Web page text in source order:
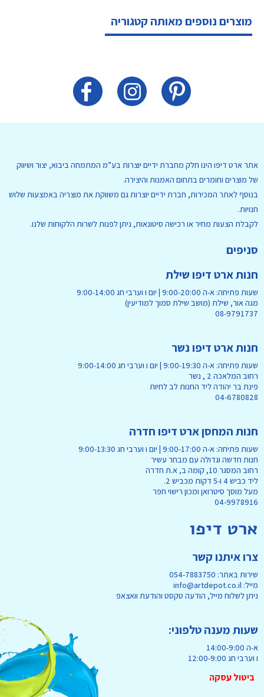
מוצרים נוספים מאותה קטגוריה
אתר ארט דיפו הינו חלק מחברת ידיים יוצרות בע”מ המתמחה ביבוא, יצור ושיווק
של מוצרים וחומרים בתחום האמנות והיצירה.
בנוסף לאתר המכירות, חברת ידיים יוצרות גם משווקת את מוצריה באמצעות שלוש
חנויות.
לקבלת הצעות מחיר או רכישה סיטונאות, ניתן לפנות לשרות הלקוחות שלנו.
סניפים
חנות ארט דיפו שילת
שעות פתיחה: א-ה 9:00-20:00 | יום ו וערבי חג 9:00-14:00
מגה אור, שילת (מושב שילת סמוך למודיעין)
08-9791737
חנות ארט דיפו נשר
שעות פתיחה: א-ה 9:00-19:30 | יום ו וערבי חג 9:00-14:00
רחוב המלאכה 2 , נשר
פינת בר יהודה ליד החנות לב לחיות
04-6780828
חנות המחסן ארט דיפו חדרה
שעות פתיחה: א-ה 9:00-17:00 | יום ו וערבי חג 9:00-13:30
חנות חדשה וגדולה עם מבחר עשיר
רחוב המסגר 10, קומה ב, א.ת חדרה
ליד כביש 4 ו-5 דקות מכביש 2.
מעל מוסך סיטרואן ומכון רישוי חפר
04-9978916
ארט דיפו
צרו איתנו קשר
שירות באתר: 054-7883750
מייל: info@artdepot.co.il
ניתן לשלוח מייל, הודעה טקסט והודעת וואצאפ
שעות מענה טלפוני:
א-ה 14:00-9:00
ו וערבי חג 12:00-9:00
ביטול עסקה